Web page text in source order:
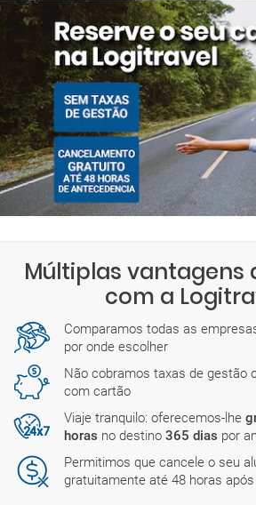
Múltiplas vantagens
com a
Comparamos todas as
por onde escolher
Não cobramos taxas de gestão
com cartão
Viaje tranquilo: oferecemos-lhe
horas no destino 365 dias por
Permitimos que cancele o seu
gratuitamente até 48 horas